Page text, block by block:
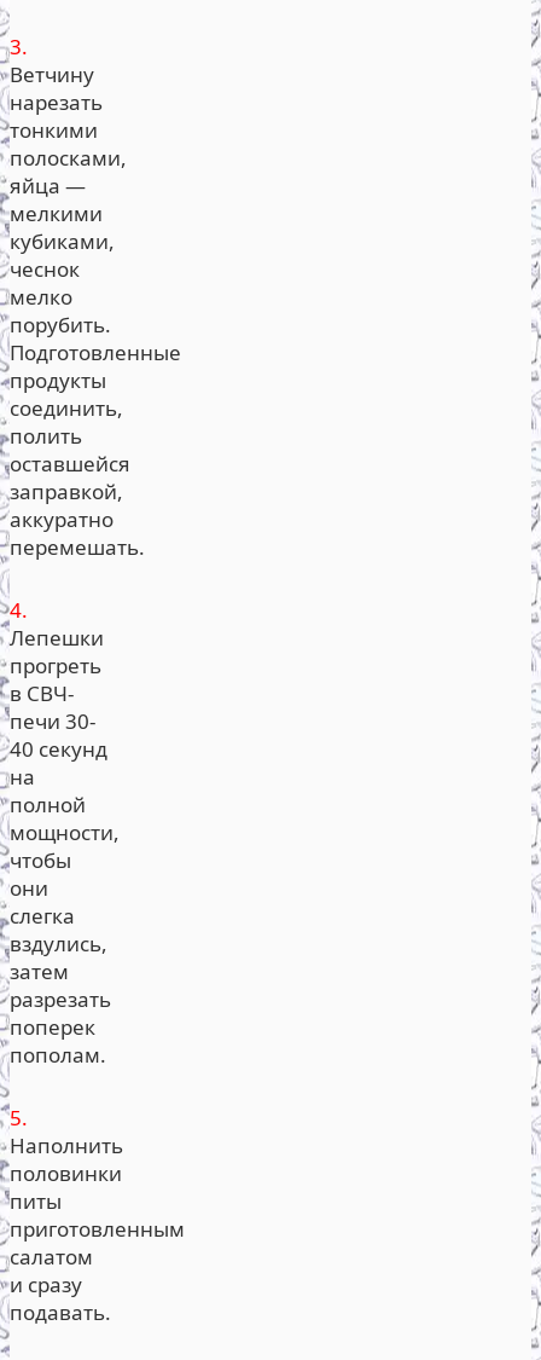
3.
Ветчину
нарезать
тонкими
полосками,
яйца —
мелкими
кубиками,
чеснок
мелко
порубить.
Подготовленные
продукты
соединить,
полить
оставшейся
заправкой,
аккуратно
перемешать.
4.
Лепешки
прогреть
в СВЧ-
печи 30-
40 секунд
на
полной
мощности,
чтобы
они
слегка
вздулись,
затем
разрезать
поперек
пополам.
5.
Наполнить
половинки
питы
приготовленным
салатом
и сразу
подавать.